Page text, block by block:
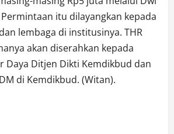
itu dilayangkan kepada
lembaga di institusinya. THR
akan diserahkan kepada
Daya Ditjen Dikti Kemdikbud dan
di Kemdikbud. (Witan).